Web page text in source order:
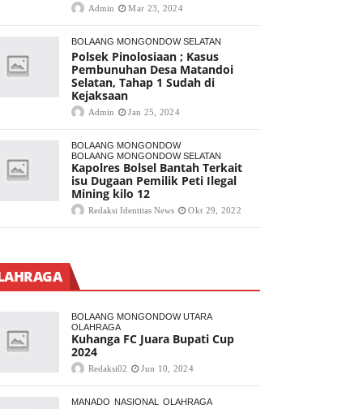
Admin Mar 23, 2024
BOLAANG MONGONDOW SELATAN
Polsek Pinolosiaan ; Kasus
Pembunuhan Desa Matandoi
Selatan, Tahap 1 Sudah di
Kejaksaan
Admin Jan 25, 2024
BOLAANG MONGONDOW
BOLAANG MONGONDOW SELATAN
Kapolres Bolsel Bantah Terkait
isu Dugaan Pemilik Peti Ilegal
Mining kilo 12
Redaksi Identitas News Okt 29, 2022
BOLAANG MONGONDOW UTARA
OLAHRAGA
Kuhanga FC Juara Bupati Cup
2024
Redaksi02 Jun 10, 2024
MANADO NASIONAL OLAHRAGA